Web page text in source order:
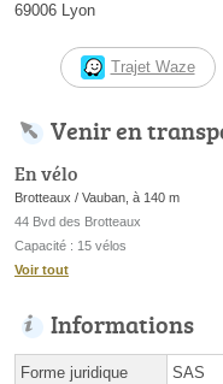
69006 Lyon
Trajet Waze
Venir en
En vélo
Brotteaux / Vauban, à 140 m
44 Bvd des Brotteaux
Capacité : 15 vélos
Voir tout
Informations
Forme juridique SAS